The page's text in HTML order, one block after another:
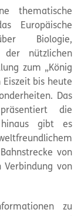
thematische
Europäische
Biologie,
der nützlichen
zum „König
bis heute
Das
die
hinaus gibt es
von
von
zu